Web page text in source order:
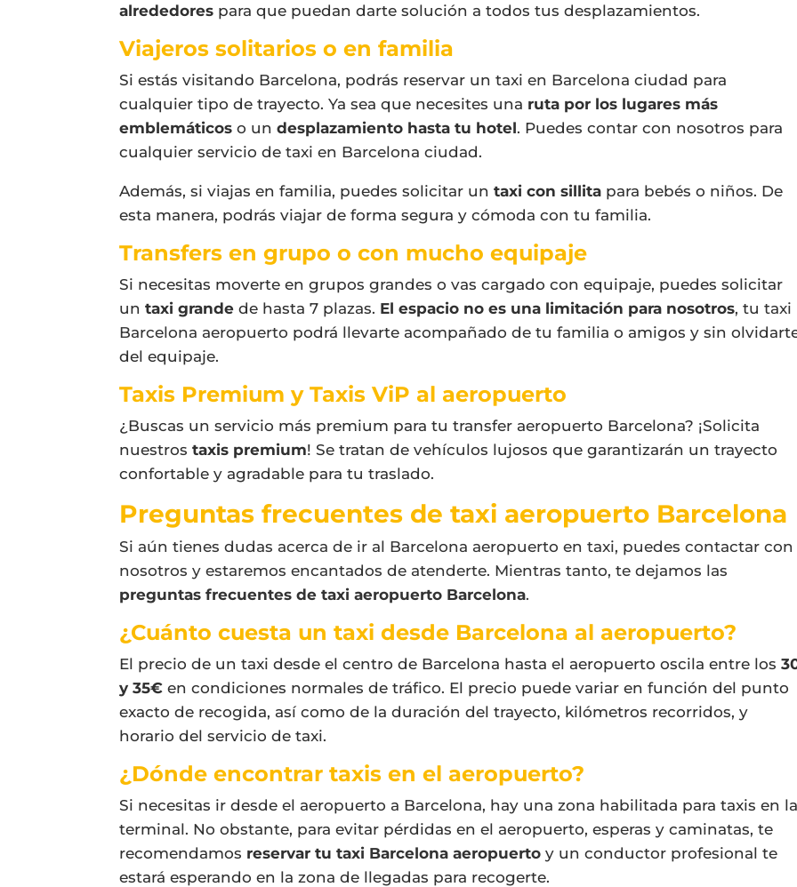
alrededores para que puedan darte solución a todos tus desplazamientos.
Viajeros solitarios o en familia
Si estás visitando Barcelona, podrás reservar untaxi en Barcelona ciudad para
cualquier tipo de trayecto. Ya sea que necesites una ruta por los lugares más
emblemáticos o undesplazamiento hasta tu hotel. Puedes contar con nosotros para
cualquier servicio de taxi en Barcelona ciudad.
Además, si viajas en familia, puedes solicitar untaxi con sillita para bebés o niños. De
esta manera, podrás viajar de forma segura y cómoda con tu familia.
Transfers en grupo o con mucho equipaje
Si necesitas moverte en grupos grandes o vas cargado con equipaje, puedes solicitar
untaxi grande de hasta 7 plazas. El espacio no es una limitación para nosotros, tutaxi
Barcelona aeropuerto podrá llevarte acompañado de tu familia o amigos y sin
del equipaje.
Taxis Premium y Taxis ViP al aeropuerto
¿Buscas un servicio más premium para tu transfer aeropuerto Barcelona? ¡Solicita
nuestrostaxis premium! Se tratan de vehículos lujosos que garantizarán un trayecto
confortable y agradable para tu traslado.
Preguntas frecuentes de taxi aeropuerto Barcelona
Si aún tienes dudas acerca de ir al Barcelona aeropuerto en taxi, puedes contactar con
nosotros y estaremos encantados de atenderte. Mientras tanto, te dejamos las
preguntas frecuentes detaxi aeropuerto Barcelona.
¿Cuánto cuesta un taxi desde Barcelona al aeropuerto?
El precio de un taxi desde el centro de Barcelona hasta el aeropuerto oscila entre los
y 35€ en condiciones normales de tráfico. El precio puede variar en función del punto
exacto de recogida, así como de la duración del trayecto, kilómetros recorridos, y
horario del servicio de taxi.
¿Dónde encontrar taxis en el aeropuerto?
Si necesitas ir desde el aeropuerto a Barcelona, hay una zona habilitada para taxis en
terminal. No obstante, para evitar pérdidas en el aeropuerto, esperas y caminatas, te
recomendamos reservar tutaxi Barcelona aeropuerto y un conductor profesional te
estará esperando en la zona de llegadas para recogerte.